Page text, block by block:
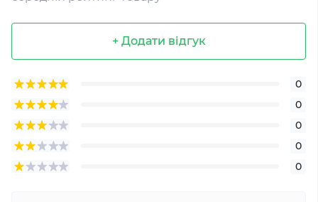
+ Додати відгук
0
0
0
0
0